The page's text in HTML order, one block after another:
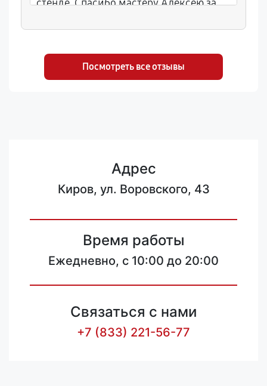
стенде. Спасибо мастеру Алексею за
гарантия 8 месяцев, выдали акт.
Посмотреть все отзывы
Адрес
Киров, ул. Воровского, 43
Время работы
Ежедневно, с 10:00 до 20:00
Связаться с нами
+7 (833) 221-56-77